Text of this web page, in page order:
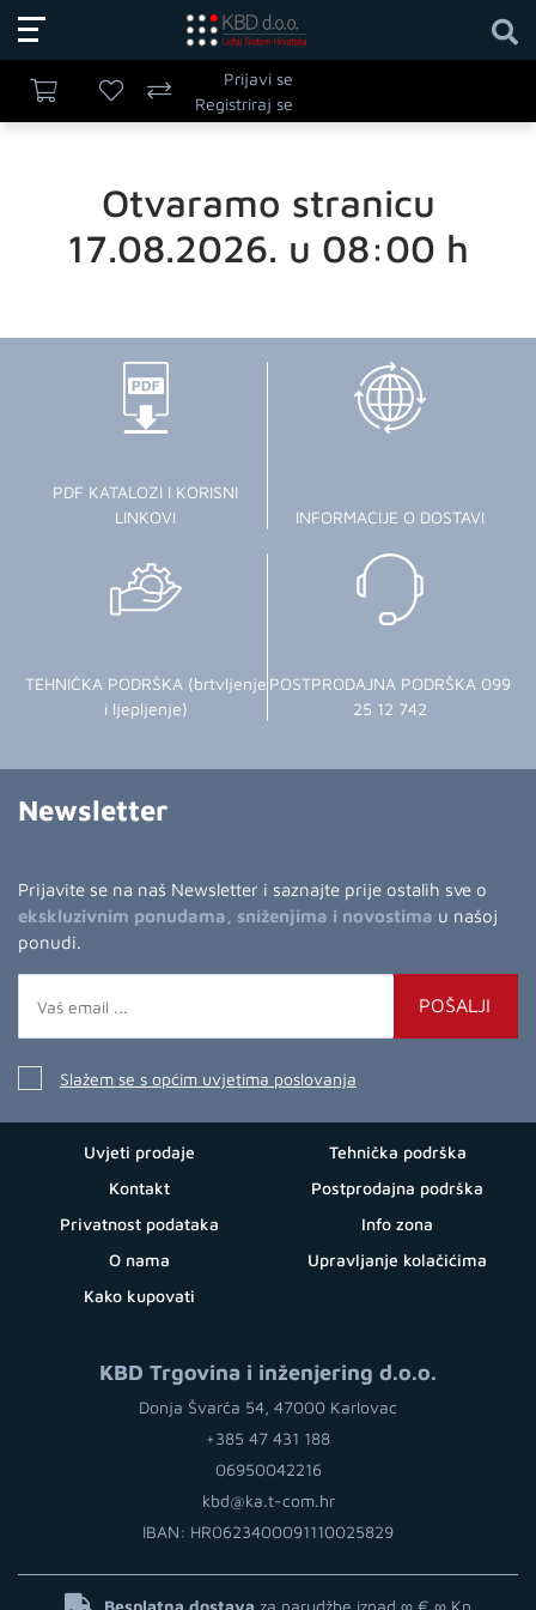
Prijavi se
Registriraj se
Otvaramo stranicu
17.08.2026. u 08:00 h
PDF KATALOZI I KORISNI
LINKOVI
INFORMACIJE O DOSTAVI
TEHNIČKA PODRŠKA (brtvljenje
i ljepljenje)
POSTPRODAJNA PODRŠKA 099
25 12 742
Newsletter
Prijavite se na naš Newsletter i saznajte prije ostalih sve o
ekskluzivnim ponudama, sniženjima i novostima u našoj
ponudi.
POŠALJI
Slažem se s općim uvjetima poslovanja
Uvjeti prodaje
Kontakt
Privatnost podataka
O nama
Kako kupovati
Tehnička podrška
Postprodajna podrška
Info zona
Upravljanje kolačićima
KBD Trgovina i inženjering d.o.o.
Donja Švarča 54, 47000 Karlovac
+385 47 431 188
06950042216
kbd@ka.t-com.hr
IBAN: HR0623400091110025829
Besplatna dostava za narudžbe iznad ∞ € ∞ Kn